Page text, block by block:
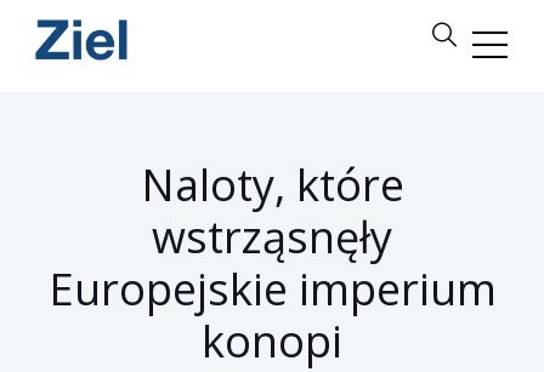
Naloty, które
wstrząsnęły
Europejskie imperium
konopi